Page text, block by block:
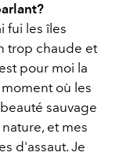
fui les îles
trop chaude et
est pour moi la
où les
sauvage
et mes
d'assaut. Je